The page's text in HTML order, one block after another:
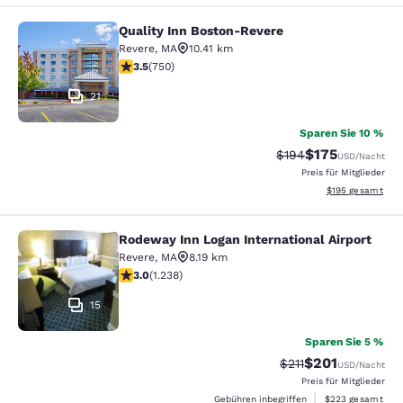
Quality Inn Boston-Revere
21
Quality Inn Boston-Revere
Revere, MA
10.41 km
3.47-Sterne-Bewertung. Gut. 750 Bewertungen
3.5(750)
Sparen Sie 10 %
Durchgestrichener
$194Vergünstigter
$175USD/Nacht
Preis für Mitglieder
Geschätzte
$195 gesamt
Rodeway Inn Logan International
15
Rodeway Inn Logan International Airport
Revere, MA
8.19 km
2.99-Sterne-Bewertung. Mittelmäßig. 1238
3.0(1.238)
Sparen Sie 5 %
Durchgestrichener
$211Vergünstigter
$201USD/Nacht
Preis für Mitglieder
Gebühren inbegriffen
Geschätzte
$223 gesamt